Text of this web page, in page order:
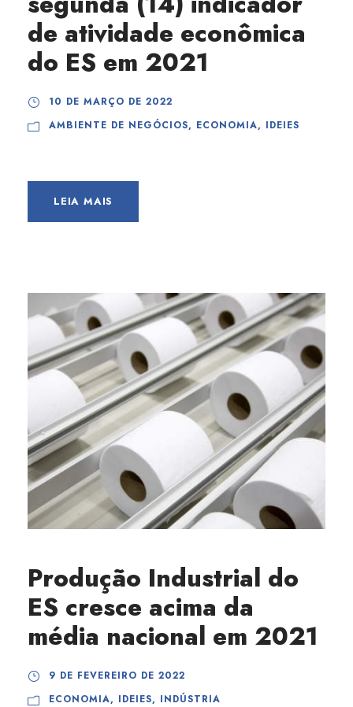
de atividade econômica
do ES em 2021
10 DE MARÇO DE 2022
AMBIENTE DE NEGÓCIOS, ECONOMIA, IDEIES
LEIA MAIS
Produção Industrial do
ES cresce acima da
média nacional em 2021
9 DE FEVEREIRO DE 2022
ECONOMIA, IDEIES, INDÚSTRIA